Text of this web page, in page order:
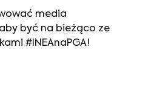
media
być na bieżąco ze
# INEAnaPGA!